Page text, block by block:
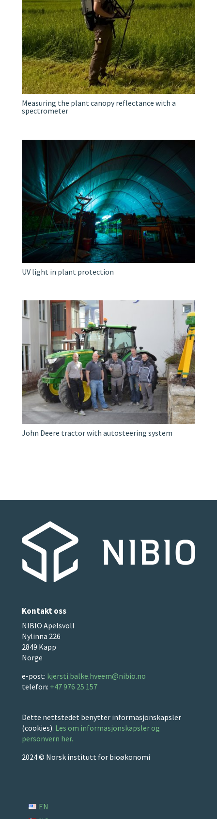
Measuring the plant canopy reflectance with a
spectrometer
UV light in plant protection
John Deere tractor with autosteering system
Kontakt oss
NIBIO Apelsvoll
Nylinna 226
2849 Kapp
Norge
e-post: kjersti.balke.hveem@nibio.no
telefon: +47 976 25 157
Dette nettstedet benytter informasjonskapsler
(cookies). Les om informasjonskapsler og
personvern her.
2024 © Norsk institutt for bioøkonomi
EN